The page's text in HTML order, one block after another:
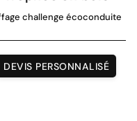
challenge écoconduite
DEVIS PERSONNALISÉ